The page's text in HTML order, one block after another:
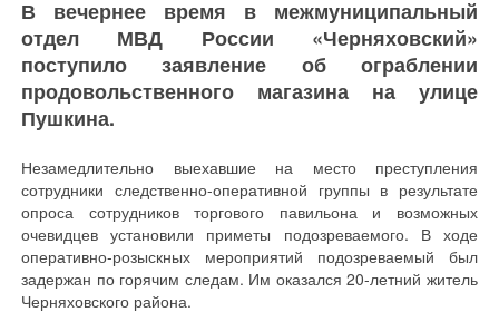
В вечернее время в межмуниципальный
отдел МВД России «Черняховский»
поступило заявление об ограблении
продовольственного магазина на улице
Пушкина.
Незамедлительно выехавшие на место преступления
сотрудники следственно-оперативной группы в результате
опроса сотрудников торгового павильона и возможных
очевидцев установили приметы подозреваемого. В ходе
оперативно-розыскных мероприятий подозреваемый был
задержан по горячим следам. Им оказался 20-летний житель
Черняховского района.